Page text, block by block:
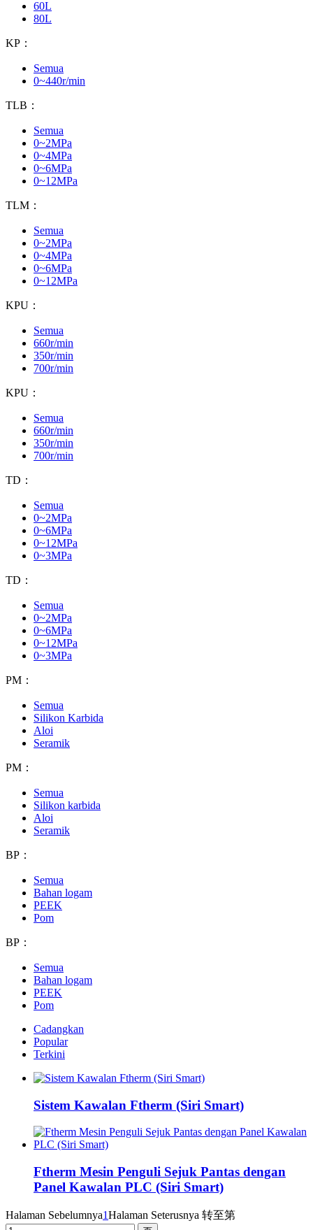
60L
80L
KP：
Semua
0~440r/min
TLB：
Semua
0~2MPa
0~4MPa
0~6MPa
0~12MPa
TLM：
Semua
0~2MPa
0~4MPa
0~6MPa
0~12MPa
KPU：
Semua
660r/min
350r/min
700r/min
KPU：
Semua
660r/min
350r/min
700r/min
TD：
Semua
0~2MPa
0~6MPa
0~12MPa
0~3MPa
TD：
Semua
0~2MPa
0~6MPa
0~12MPa
0~3MPa
PM：
Semua
Silikon Karbida
Aloi
Seramik
PM：
Semua
Silikon karbida
Aloi
Seramik
BP：
Semua
Bahan logam
PEEK
Pom
BP：
Semua
Bahan logam
PEEK
Pom
Cadangkan
Popular
Terkini
Sistem Kawalan Ftherm (Siri Smart)
Ftherm Mesin Penguli Sejuk Pantas dengan
Panel Kawalan PLC (Siri Smart)
Halaman Sebelumnya1Halaman Seterusnya 转至第